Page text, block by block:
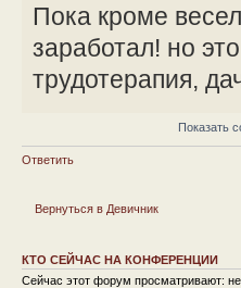
Пока кроме
заработал! но
трудотерапия,
Показать
Ответить
Вернуться в Девичник
КТО СЕЙЧАС НА КОНФЕРЕНЦИИ
Сейчас этот форум просматривают: